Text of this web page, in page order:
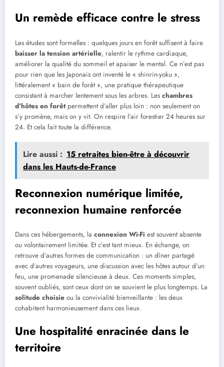
Un remède efficace contre le stress
Les études sont formelles : quelques jours en forêt suffisent à faire
baisser la tension artérielle, ralentir le rythme cardiaque,
améliorer la qualité du sommeil et apaiser le mental. Ce n’est pas
pour rien que les Japonais ont inventé le « shinrin-yoku »,
littéralement « bain de forêt », une pratique thérapeutique
consistant à marcher lentement sous les arbres. Les chambres
d’hôtes en forêtpermettent d’aller plus loin : non seulement on
s’y promène, mais on y vit. On respire l’air forestier 24 heures sur
24. Et cela fait toute la différence.
Lire aussi : 15 retraites bien-être à découvrir
dans les Hauts-de-France
Reconnexion numérique limitée,
reconnexion humaine renforcée
Dans ces hébergements, la connexion Wi-Fi est souvent absente
ou volontairement limitée. Et c’est tant mieux. En échange, on
retrouve d’autres formes de communication : un dîner partagé
avec d’autres voyageurs, une discussion avec les hôtes autour d’un
feu, une promenade silencieuse à deux. Ces moments simples,
souvent oubliés, sont ceux dont on se souvient le plus longtemps. La
solitude choisie ou la convivialité bienveillante : les deux
cohabitent harmonieusement dans ces lieux.
Une hospitalité enracinée dans le
territoire